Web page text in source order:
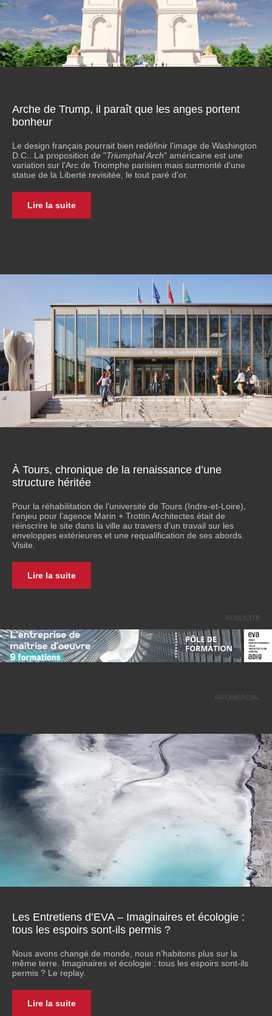
Arche de Trump, il paraît que les anges portent
bonheur
Le design français pourrait bien redéfinir l'image de Washington
D.C.. La proposition de "Triumphal Arch" américaine est une
variation sur l'Arc de Triomphe parisien mais surmonté d'une
statue de la Liberté revisitée, le tout paré d'or.
Lire la suite
À Tours, chronique de la renaissance d’une
structure héritée
Pour la réhabilitation de l’université de Tours (Indre-et-Loire),
l’enjeu pour l’agence Marin + Trottin Architectes était de
réinscrire le site dans la ville au travers d’un travail sur les
enveloppes extérieures et une requalification de ses abords.
Visite.
Lire la suite
PUBLICITE
INFOMERCIAL
Les Entretiens d’EVA – Imaginaires et écologie :
tous les espoirs sont-ils permis ?
Nous avons changé de monde, nous n’habitons plus sur la
même terre. Imaginaires et écologie : tous les espoirs sont-ils
permis ? Le replay.
Lire la suite